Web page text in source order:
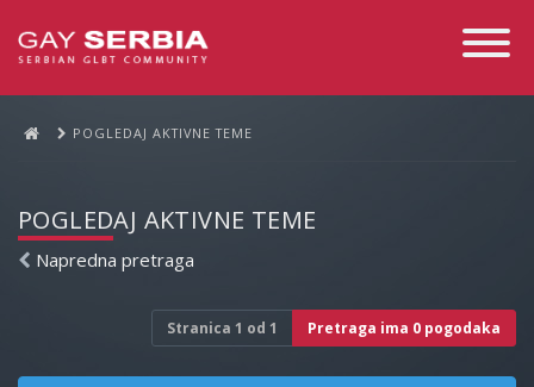
Toggle
POGLEDAJ AKTIVNE TEME
POGLEDAJ AKTIVNE TEME
Napredna pretraga
Stranica 1 od 1 Pretraga ima 0 pogodaka